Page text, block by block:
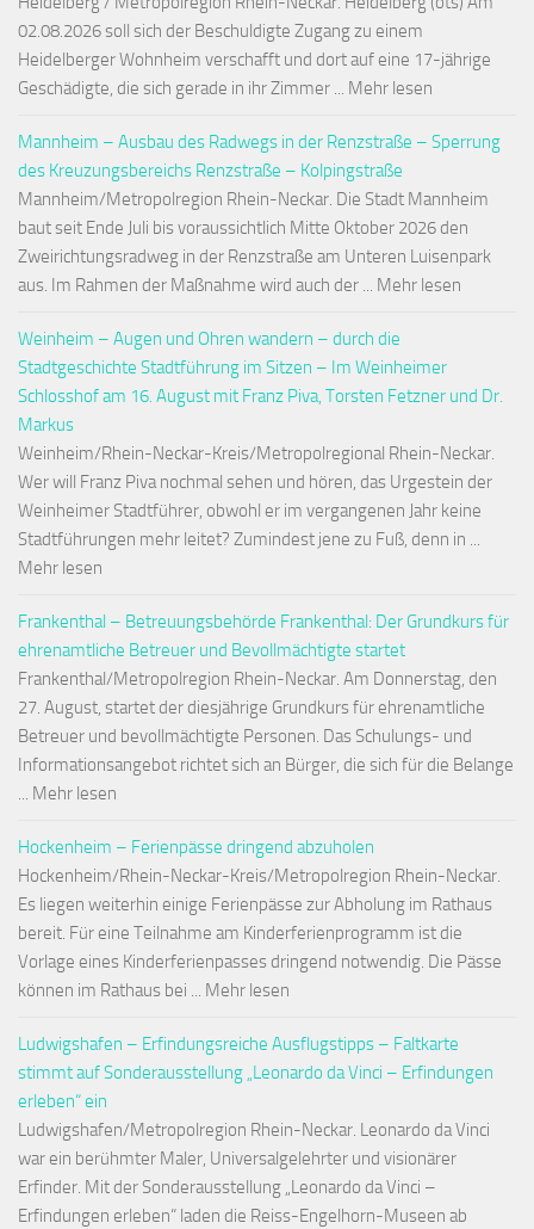
02.08.2026 soll sich der Beschuldigte Zugang zu einem
Heidelberger Wohnheim verschafft und dort auf eine 17-jährige
Geschädigte, die sich gerade in ihr Zimmer ... Mehr lesen
Mannheim – Ausbau des Radwegs in der Renzstraße – Sperrung
des Kreuzungsbereichs Renzstraße – Kolpingstraße
Mannheim/Metropolregion Rhein-Neckar. Die Stadt Mannheim
baut seit Ende Juli bis voraussichtlich Mitte Oktober 2026 den
Zweirichtungsradweg in der Renzstraße am Unteren Luisenpark
aus. Im Rahmen der Maßnahme wird auch der ... Mehr lesen
Weinheim – Augen und Ohren wandern – durch die
Stadtgeschichte Stadtführung im Sitzen – Im Weinheimer
Schlosshof am 16. August mit Franz Piva, Torsten Fetzner und Dr.
Markus
Weinheim/Rhein-Neckar-Kreis/Metropolregional Rhein-Neckar.
Wer will Franz Piva nochmal sehen und hören, das Urgestein der
Weinheimer Stadtführer, obwohl er im vergangenen Jahr keine
Stadtführungen mehr leitet? Zumindest jene zu Fuß, denn in ...
Mehr lesen
Frankenthal – Betreuungsbehörde Frankenthal: Der Grundkurs für
ehrenamtliche Betreuer und Bevollmächtigte startet
Frankenthal/Metropolregion Rhein-Neckar. Am Donnerstag, den
27. August, startet der diesjährige Grundkurs für ehrenamtliche
Betreuer und bevollmächtigte Personen. Das Schulungs- und
Informationsangebot richtet sich an Bürger, die sich für die Belange
... Mehr lesen
Hockenheim – Ferienpässe dringend abzuholen
Hockenheim/Rhein-Neckar-Kreis/Metropolregion Rhein-Neckar.
Es liegen weiterhin einige Ferienpässe zur Abholung im Rathaus
bereit. Für eine Teilnahme am Kinderferienprogramm ist die
Vorlage eines Kinderferienpasses dringend notwendig. Die Pässe
können im Rathaus bei ... Mehr lesen
Ludwigshafen – Erfindungsreiche Ausflugstipps – Faltkarte
stimmt auf Sonderausstellung „Leonardo da Vinci – Erfindungen
erleben“ ein
Ludwigshafen/Metropolregion Rhein-Neckar. Leonardo da Vinci
war ein berühmter Maler, Universalgelehrter und visionärer
Erfinder. Mit der Sonderausstellung „Leonardo da Vinci –
Erfindungen erleben“ laden die Reiss-Engelhorn-Museen ab